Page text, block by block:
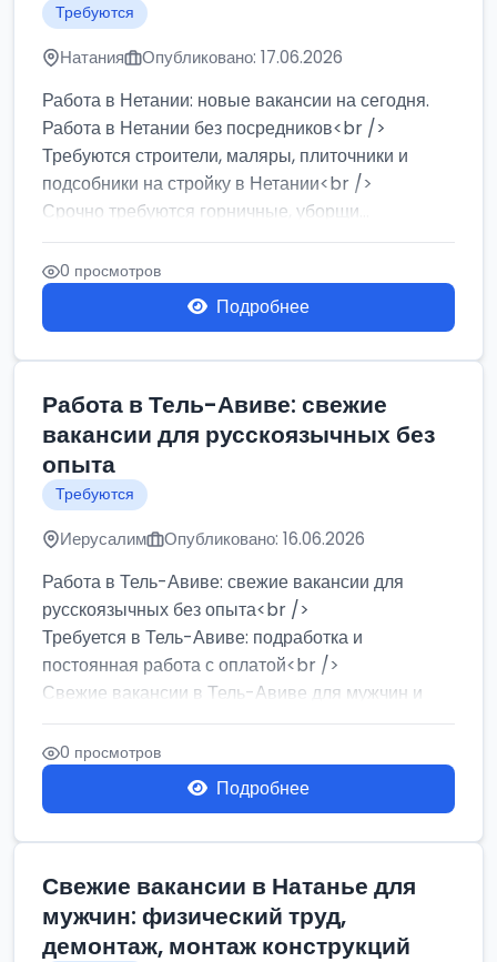
Требуются
Натания Опубликовано: 17.06.2026
Работа в Нетании: новые вакансии на сегодня.
Работа в Нетании без посредников<br />
Требуются строители, маляры, плиточники и
подсобники на стройку в Нетании<br />
Срочно требуются горничные, уборщи...
0 просмотров
Подробнее
Работа в Тель-Авиве: свежие
вакансии для русскоязычных без
опыта
Требуются
Иерусалим Опубликовано: 16.06.2026
Работа в Тель-Авиве: свежие вакансии для
русскоязычных без опыта<br />
Требуется в Тель-Авиве: подработка и
постоянная работа с оплатой<br />
Свежие вакансии в Тель-Авиве для мужчин и
женщин от хозя...
0 просмотров
Подробнее
Свежие вакансии в Натанье для
мужчин: физический труд,
демонтаж, монтаж конструкций